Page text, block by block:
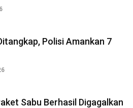
Polisi Amankan 7
Sabu Berhasil Digagalkan